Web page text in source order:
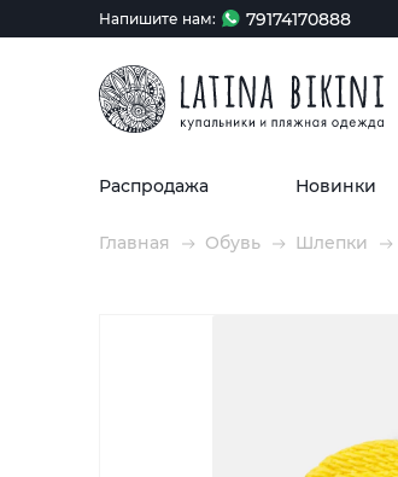
Напишите нам: 79174170888
Распродажа Новинки
Главная Обувь Шлепки